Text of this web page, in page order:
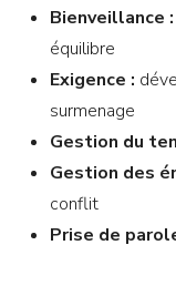
Bienveillance :
équilibre
Exigence :
surmenage
Gestion du
Gestion des
conflit
Prise de